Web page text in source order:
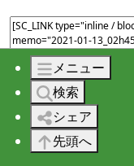
メニュー
検索
シェア
先頭へ